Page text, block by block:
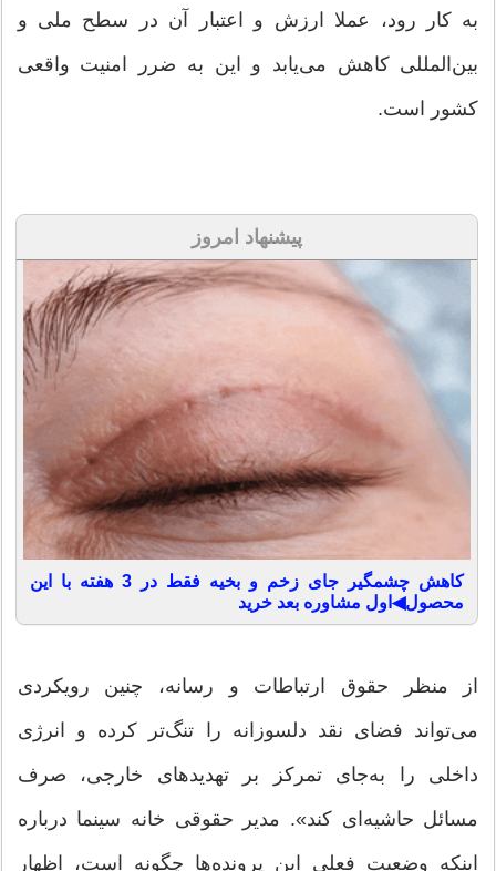
به کار رود، عملا ارزش و اعتبار آن در سطح ملی و
بین‌المللی کاهش می‌یابد و این به ضرر امنیت واقعی
کشور است.
پیشنهاد امروز
کاهش چشمگیر جای زخم و بخیه فقط در 3 هفته با این
محصول◀اول مشاوره بعد خرید
از منظر حقوق ارتباطات و رسانه، چنین رویکردی
می‌تواند فضای نقد دلسوزانه را تنگ‌تر کرده و انرژی
داخلی را به‌جای تمرکز بر تهدیدهای خارجی، صرف
مسائل حاشیه‌ای کند‌». مدیر حقوقی خانه سینما درباره
اینکه وضعیت فعلی این پرونده‌ها چگونه است، اظهار